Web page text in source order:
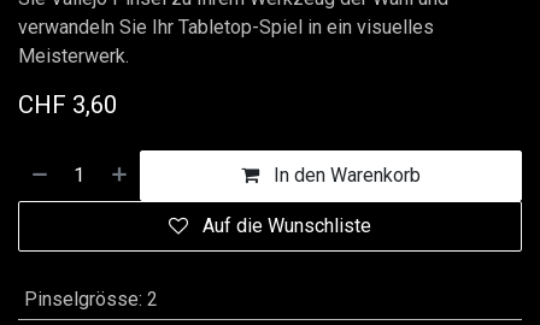
verwandeln Sie Ihr Tabletop-Spiel in ein visuelles
Meisterwerk.
CHF 3,60
In den Warenkorb
Auf die Wunschliste
Pinselgrösse: 2